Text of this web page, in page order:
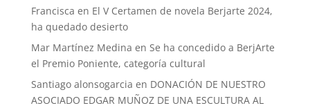
Francisca en El V Certamen de novela Berjarte 2024,
ha quedado desierto
Mar Martínez Medina en Se ha concedido a BerjArte
el Premio Poniente, categoría cultural
Santiago alonsogarcia en DONACIÓN DE NUESTRO
ASOCIADO EDGAR MUÑOZ DE UNA ESCULTURA AL